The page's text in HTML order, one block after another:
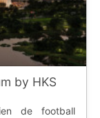
by HKS
de football